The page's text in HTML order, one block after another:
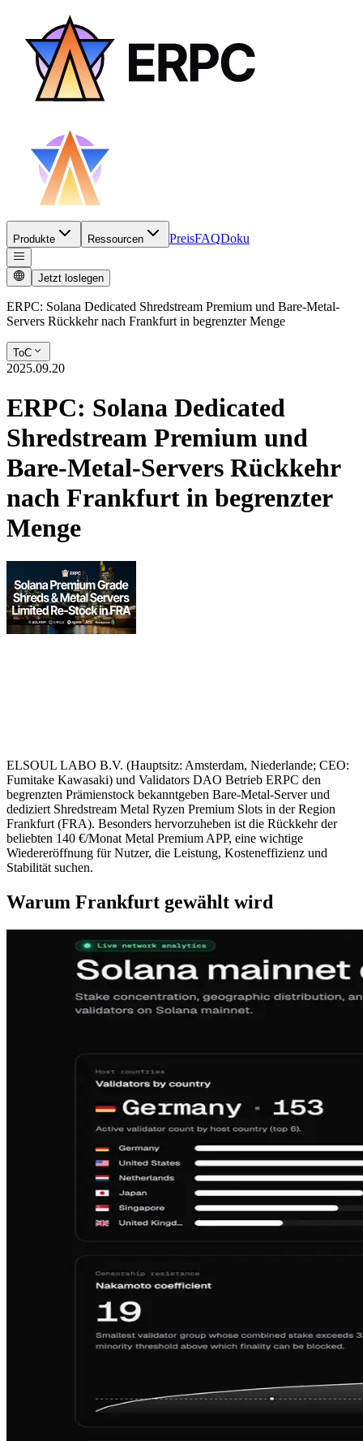
Produkte Ressourcen PreisFAQDoku
Jetzt loslegen
ERPC: Solana Dedicated Shredstream Premium und Bare-Metal-
Servers Rückkehr nach Frankfurt in begrenzter Menge
ToC
2025.09.20
ERPC: Solana Dedicated
Shredstream Premium und
Bare-Metal-Servers Rückkehr
nach Frankfurt in begrenzter
Menge
ELSOUL LABO B.V. (Hauptsitz: Amsterdam, Niederlande; CEO:
Fumitake Kawasaki) und Validators DAO Betrieb ERPC den
begrenzten Prämienstock bekanntgeben Bare-Metal-Server und
dediziert Shredstream Metal Ryzen Premium Slots in der Region
Frankfurt (FRA). Besonders hervorzuheben ist die Rückkehr der
beliebten 140 €/Monat Metal Premium APP, eine wichtige
Wiedereröffnung für Nutzer, die Leistung, Kosteneffizienz und
Stabilität suchen.
Warum Frankfurt gewählt wird